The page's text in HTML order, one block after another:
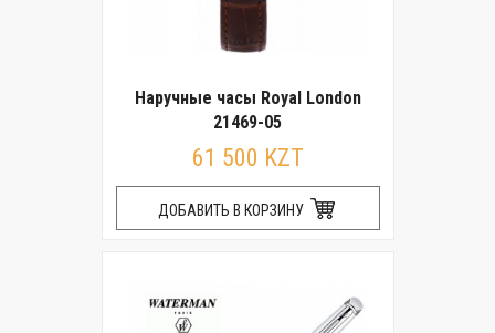
Наручные часы Royal London
21469-05
61 500 KZT
ДОБАВИТЬ В КОРЗИНУ